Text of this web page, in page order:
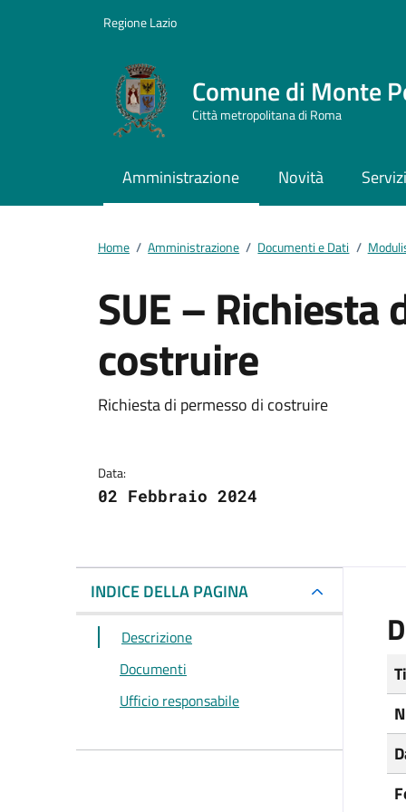
Regione Lazio
Comune di Monte
Città metropolitana di Roma
Amministrazione Novità Servizi
Home / Amministrazione / Documenti e Dati /
SUE – Richiesta
costruire
Dettagli del
Richiesta di permesso di costruire
Data:
02 Febbraio 2024
INDICE DELLA PAGINA
Descrizione
Documenti
Ufficio responsabile